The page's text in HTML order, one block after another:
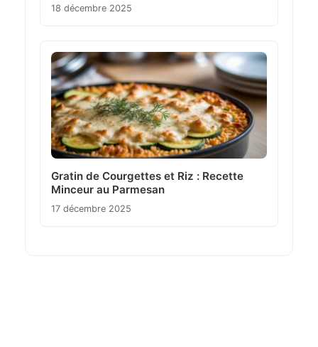
18 décembre 2025
Gratin de Courgettes et Riz : Recette
Minceur au Parmesan
17 décembre 2025